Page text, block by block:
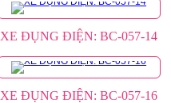
XE ĐỤNG ĐIỆN: BC-057-14
XE ĐỤNG ĐIỆN: BC-057-16